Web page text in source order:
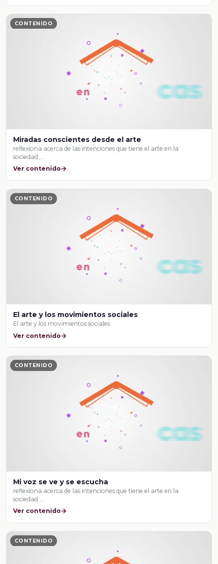
CONTENIDO
Miradas conscientes desde el arte
reflexiona acerca de las intenciones que tiene el arte en la
sociedad …
Ver contenido
CONTENIDO
El arte y los movimientos sociales
El arte y los movimientos sociales
Ver contenido
CONTENIDO
Mi voz se ve y se escucha
reflexiona acerca de las intenciones que tiene el arte en la
sociedad …
Ver contenido
CONTENIDO